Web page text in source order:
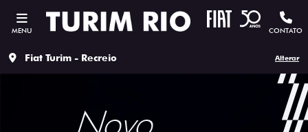
MENU CONTATO
Fiat Turim - Recreio Alterar